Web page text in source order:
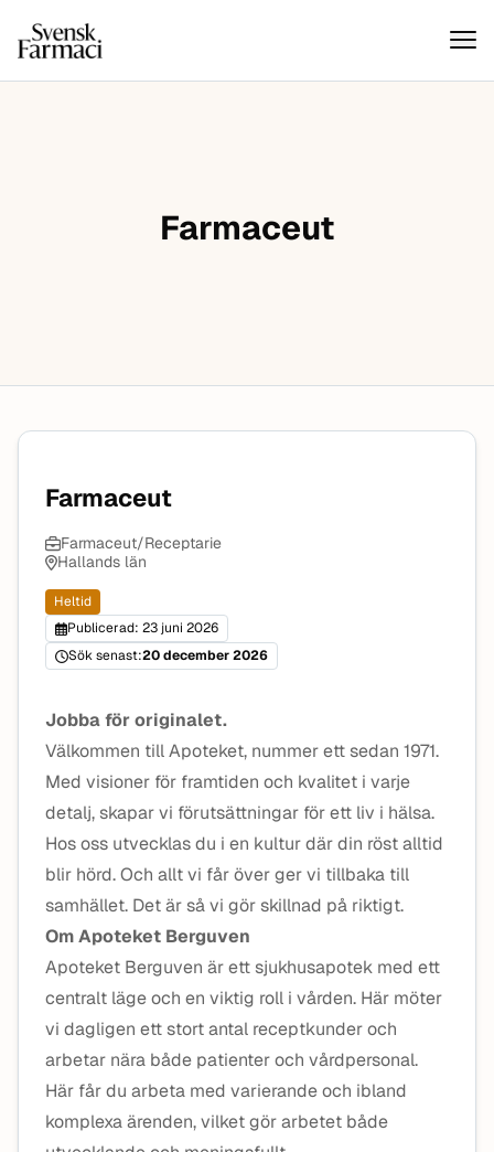
Hoppa till innehåll
Svensk farmaci
Farmaceut
Farmaceut
Farmaceut/Receptarie
Hallands län
Heltid
Publicerad: 23 juni 2026
Sök senast:20 december 2026
Jobba för originalet.
Välkommen till Apoteket, nummer ett sedan 1971.
Med visioner för framtiden och kvalitet i varje
detalj, skapar vi förutsättningar för ett liv i hälsa.
Hos oss utvecklas du i en kultur där din röst alltid
blir hörd. Och allt vi får över ger vi tillbaka till
samhället. Det är så vi gör skillnad på riktigt.
Om Apoteket Berguven
Apoteket Berguven är ett sjukhusapotek med ett
centralt läge och en viktig roll i vården. Här möter
vi dagligen ett stort antal receptkunder och
arbetar nära både patienter och vårdpersonal.
Här får du arbeta med varierande och ibland
komplexa ärenden, vilket gör arbetet både